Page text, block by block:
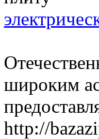
широким
http://